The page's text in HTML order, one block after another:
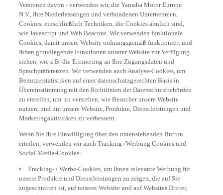
N.V., ihre Niederlassungen und verbundenen Unternehmen,
Cookies, einschließlich Techniken, die Cookies ähnlich sind,
wie Javascript und Web Beacons. Wir verwenden funktionale
Cookies, damit unsere Website ordnungsgemäß funktioniert und
Ihnen grundlegende Funktionen unserer Website zur Verfügung
stehen, wie z.B. die Erinnerung an Ihre Zugangsdaten und
Sprachpräferenzen. Wir verwenden auch Analyse-Cookies, um
Benutzerstatistiken auf einer datenschutzgerechten Basis in
Übereinstimmung mit den Richtlinien der Datenschutzbehörden
zu erstellen, um zu verstehen, wie Besucher unsere Website
nutzen, und um unsere Website, Produkte, Dienstleistungen und
Marketingaktivitäten zu verbessern.
erteilen, verwenden wir auch Tracking-/Werbung Cookies und
Social Media-Cookies:
unsere Produkte und Dienstleistungen zu zeigen, die auf Sie
zugeschnitten ist, auf unserer Website und auf Websites Dritter,
einschließlich Social-Media-Plattformen wie z. B. Facebook